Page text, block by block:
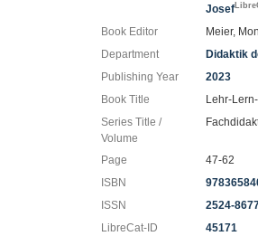
Josef
Book Editor
Meier,
Department
Didaktik
Publishing Year
2023
Book Title
Lehr-
Series Title /
Volume
Page
47-62
ISBN
ISSN
2524-
LibreCat-ID
45171